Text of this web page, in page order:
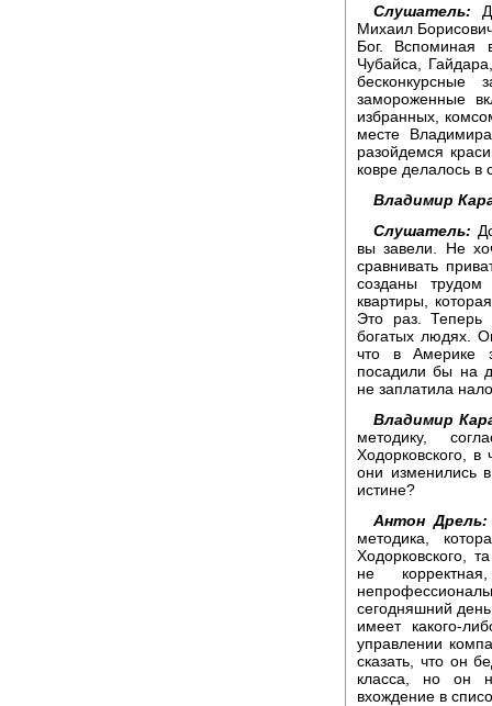
Слушатель:
Михаил
Бог. Вспоминая
Чубайса,
бесконкурсные
замороженные
избранных,
месте
разойдемся
ковре делалось в
Владимир
Слушатель:
вы завели. Не
сравнивать
созданы трудом
квартиры,
Это раз.
богатых людях.
что в Америке
посадили бы на
не заплатила
Владимир
методику,
Ходорковского,
они изменились
истине?
Антон Дрель:
методика,
Ходорковского,
не
сегодняшний
имеет какого-
управлении
сказать, что он
класса, но он
вхождение в